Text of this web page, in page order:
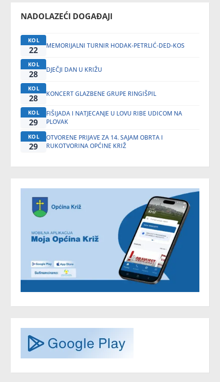
NADOLAZEĆI DOGAĐAJI
KOL
22 MEMORIJALNI TURNIR HODAK-PETRLIĆ-DED-KOS
KOL
28 DJEČJI DAN U KRIŽU
KOL
28 KONCERT GLAZBENE GRUPE RINGIŠPIL
KOL
29
FIŠIJADA I NATJECANJE U LOVU RIBE UDICOM NA
PLOVAK
KOL
29
OTVORENE PRIJAVE ZA 14. SAJAM OBRTA I
RUKOTVORINA OPĆINE KRIŽ